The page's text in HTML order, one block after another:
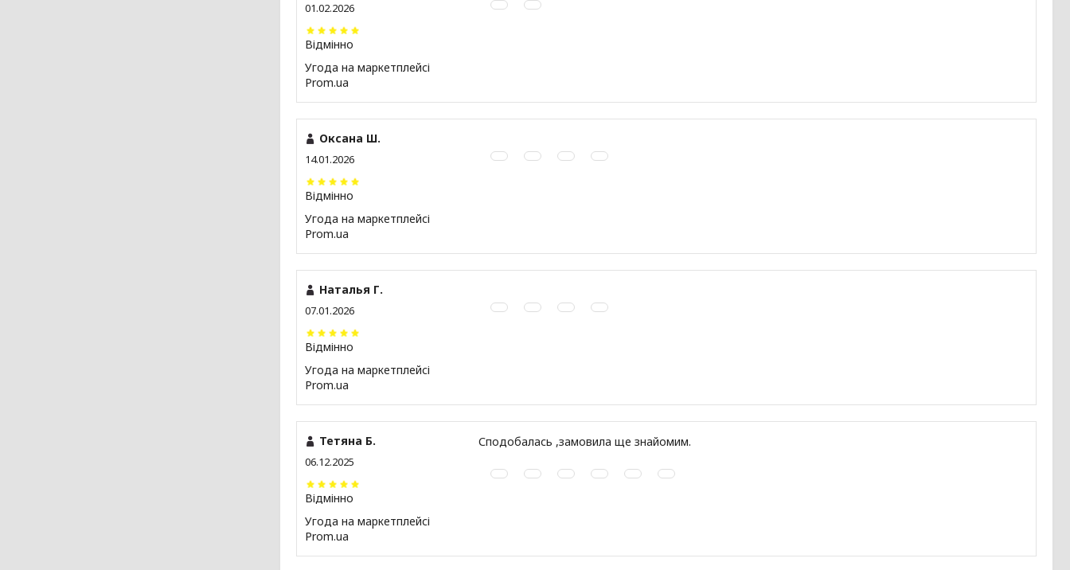
01.02.2026
Відмінно
Угода на маркетплейсі
Prom.ua
Оксана Ш.
14.01.2026
Відмінно
Угода на маркетплейсі
Prom.ua
Наталья Г.
07.01.2026
Відмінно
Угода на маркетплейсі
Prom.ua
Тетяна Б.
06.12.2025
Відмінно
Угода на маркетплейсі
Prom.ua
Сподобалась ,замовила ще знайомим.